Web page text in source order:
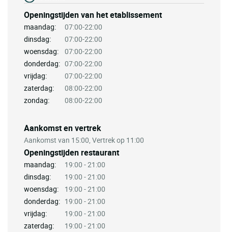
Openingstijden van het etablissement
maandag:
07:00-22:00
dinsdag:
07:00-22:00
woensdag:
07:00-22:00
donderdag: 07:00-22:00
vrijdag:
07:00-22:00
zaterdag:
08:00-22:00
zondag:
08:00-22:00
Aankomst en vertrek
Aankomst van 15:00, Vertrek op 11:00
Openingstijden restaurant
maandag:
19:00 - 21:00
dinsdag:
19:00 - 21:00
woensdag:
19:00 - 21:00
donderdag: 19:00 - 21:00
vrijdag:
19:00 - 21:00
zaterdag:
19:00 - 21:00